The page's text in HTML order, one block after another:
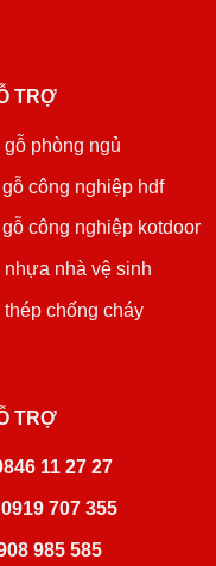
TRỢ
phòng ngủ
công nghiệp hdf
công nghiệp kotdoor
nhà vệ sinh
chống cháy
TRỢ
11 27 27
0919 707 355
985 585